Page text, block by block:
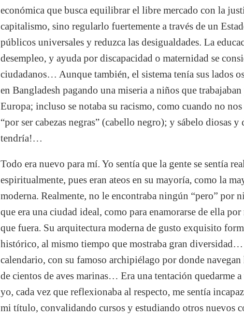
económica que busca equilibrar el libre mercado con la
capitalismo, sino regularlo fuertemente a través de un
públicos universales y reduzca las desigualdades. La
desempleo, y ayuda por discapacidad o maternidad se
ciudadanos… Aunque también, el sistema tenía sus lados
en Bangladesh pagando una miseria a niños que
Europa; incluso se notaba su racismo, como cuando no
“por ser cabezas negras” (cabello negro); y sábelo diosas y
tendría!…
Todo era nuevo para mí. Yo sentía que la gente se sentía
espiritualmente, pues eran ateos en su mayoría, como la
moderna. Realmente, no le encontraba ningún “pero” por
que era una ciudad ideal, como para enamorarse de ella
que fuera. Su arquitectura moderna de gusto exquisito
histórico, al mismo tiempo que mostraba gran
calendario, con su famoso archipiélago por donde
de cientos de aves marinas… Era una tentación quedarme
yo, cada vez que reflexionaba al respecto, me sentía
mi título, convalidando cursos y estudiando otros nuevos